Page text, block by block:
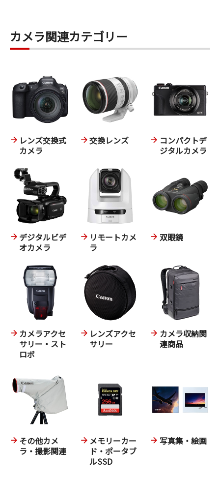
カメラ関連カテゴリー
レンズ交換式
カメラ
交換レンズ
コンパクトデ
ジタルカメラ
デジタルビデ
オカメラ
リモートカメ
ラ
双眼鏡
カメラアクセ
サリー・スト
ロボ
レンズアクセ
サリー
カメラ収納関
連商品
その他カメ
ラ・撮影関連
メモリーカー
ド・ポータブ
ルSSD
写真集・絵画